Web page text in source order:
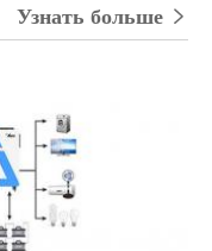
Узнать больше 